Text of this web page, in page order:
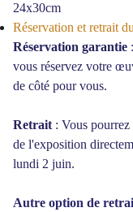
24x30cm
Réservation et retrait
Réservation garantie
vous réservez votre œ
de côté pour vous.
Retrait : Vous
de l'exposition
lundi 2 juin.
Autre option de